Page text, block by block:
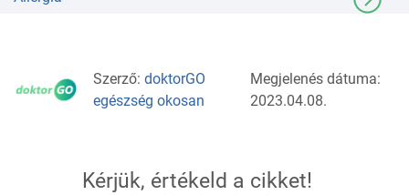
Szerző: doktorGO
egészség okosan
Megjelenés dátuma:
2023.04.08.
Kérjük, értékeld a cikket!